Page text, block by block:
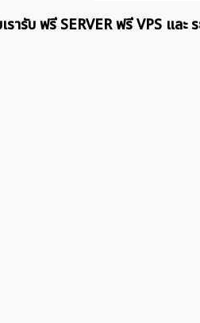
รารับ ฟรี SERVER ฟรี VPS แล